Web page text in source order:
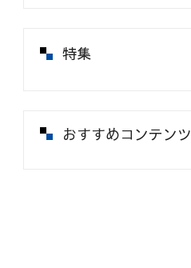
特集
おすすめコンテンツ